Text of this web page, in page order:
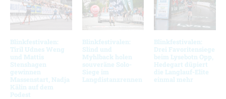
Blinkfestivalen:
Tiril Udnes Weng
und Mattis
Stenshagen
gewinnen
Massenstart, Nadja
Kälin auf dem
Podest
Blinkfestivalen:
Slind und
Myhlback holen
souveräne Solo-
Siege im
Langdistanzrennen
Blinkfestivalen:
Drei Favoritensiege
beim Lysebotn Opp,
Hedegart düpiert
die Langlauf-Elite
einmal mehr